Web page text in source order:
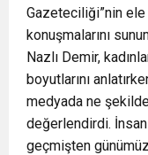
Gazeteciliği”nin ele
konuşmalarını
Nazlı Demir,
boyutlarını
medyada ne
değerlendirdi. İnsan
geçmişten